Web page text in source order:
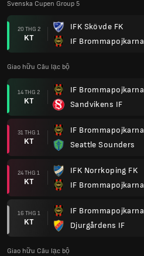
Svenska Cupen Group 5
20 THG 2
KT
IFK Skövde FK
IF Brommapojkarna
Giao hữu Câu lạc bộ
14 THG 2
KT
IF Brommapojkarna
Sandvikens IF
31 THG 1
KT
IF Brommapojkarna
Seattle Sounders
24 THG 1
KT
IFK Norrkoping FK
IF Brommapojkarna
16 THG 1
KT
IF Brommapojkarna
Djurgårdens IF
Giao hữu Câu lạc bộ